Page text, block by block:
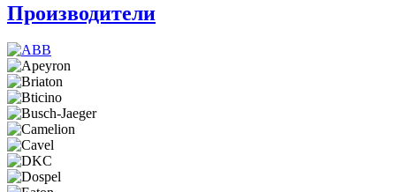
Производители